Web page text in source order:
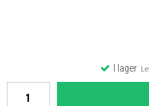
I lager